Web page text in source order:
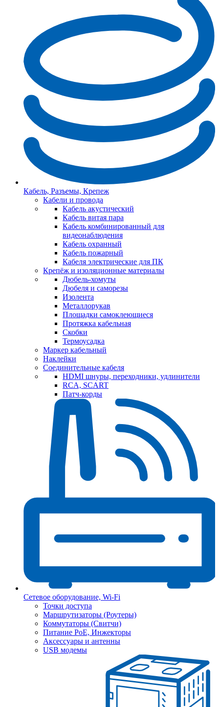
Кабель, Разъемы, Крепеж
Кабели и провода
Кабель акустический
Кабель витая пара
Кабель комбинированный для
видеонаблюдения
Кабель охранный
Кабель пожарный
Кабеля электрические для ПК
Крепёж и изоляционные материалы
Дюбель-хомуты
Дюбеля и саморезы
Изолента
Металлорукав
Площадки самоклеющиеся
Протяжка кабельная
Скобки
Термоусадка
Маркер кабельный
Наклейки
Соединительные кабеля
HDMI шнуры, переходники, удлинители
RCA, SCART
Патч-корды
Сетевое оборудование, Wi-Fi
Точки доступа
Маршрутизаторы (Роутеры)
Коммутаторы (Свитчи)
Питание PoE, Инжекторы
Аксессуары и антенны
USB модемы